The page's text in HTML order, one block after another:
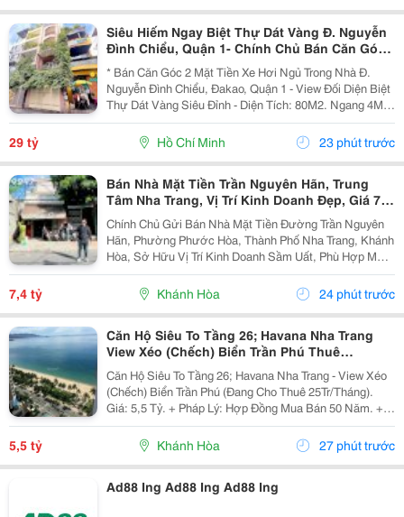
Siêu Hiếm Ngay Biệt Thự Dát Vàng Đ. Nguyễn
Đình Chiểu, Quận 1- Chính Chủ Bán Căn Góc
2 Mặt Tiền Hxh - Dt 4M*20M - Xung Quanh Khu
Trí Thức Cao
* Bán Căn Góc 2 Mặt Tiền Xe Hơi Ngủ Trong Nhà Đ.
Nguyễn Đình Chiểu, Đakao, Quận 1 - View Đối Diện Biệt
Thự Dát Vàng Siêu Đỉnh - Diện Tích: 80M2. Ngang 4M *
20M. - Kết Cấu: 3 Tầng Btct. - Chỉ Cách 2 Căn Ra Mặt
Tiền Lớn - Hxh Thông Nguyễn Ảnh Thủ -...
29 tỷ Hồ Chí Minh 23 phút trước
Bán Nhà Mặt Tiền Trần Nguyên Hãn, Trung
Tâm Nha Trang, Vị Trí Kinh Doanh Đẹp, Giá 7,4
Tỷ
Chính Chủ Gửi Bán Nhà Mặt Tiền Đường Trần Nguyên
Hãn, Phường Phước Hòa, Thành Phố Nha Trang, Khánh
Hòa, Sở Hữu Vị Trí Kinh Doanh Sầm Uất, Phù Hợp Mở
Cửa Hàng, Văn Phòng, Showroom Hoặc Đầu Tư Cho
Thuê Lâu Dài. Thông Tin Chi Tiết. - Địa Chỉ: Số...
7,4 tỷ Khánh Hòa 24 phút trước
Căn Hộ Siêu To Tầng 26; Havana Nha Trang
View Xéo (Chếch) Biển Trần Phú Thuê
25Tr/Tháng 5,5 Tỷ
Căn Hộ Siêu To Tầng 26; Havana Nha Trang - View Xéo
(Chếch) Biển Trần Phú (Đang Cho Thuê 25Tr/Tháng).
Giá: 5,5 Tỷ. + Pháp Lý: Hợp Đồng Mua Bán 50 Năm. +
Toạ Lạc: 38 Trần Phú, P Lộc Thọ, Tp Nha Trang, Tỉnh
Khánh Hoà. + Diện Tích: 160M&Sup2; Tầng 26 /...
5,5 tỷ Khánh Hòa 27 phút trước
Ad88 Ing Ad88 Ing Ad88 Ing